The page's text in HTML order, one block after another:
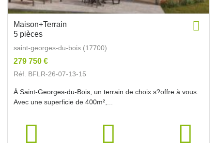
Maison+Terrain
5 pièces
saint-georges-du-bois (17700)
279 750 €
Réf. BFLR-26-07-13-15
À Saint-Georges-du-Bois, un terrain de choix s?offre à vous.
Avec une superficie de 400m²,...